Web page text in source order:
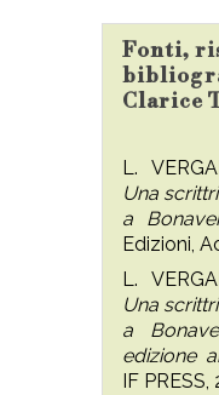
Fonti,
Clarice
L.
Una
a
Edizioni,
L.
Una
a
edizione
IF PRESS,